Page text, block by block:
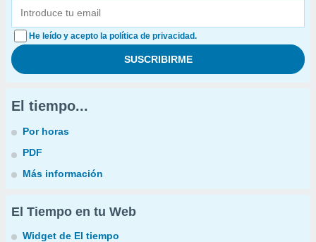
He leído y acepto la política de privacidad.
El tiempo...
Por horas
PDF
Más información
El Tiempo en tu Web
Widget de El tiempo